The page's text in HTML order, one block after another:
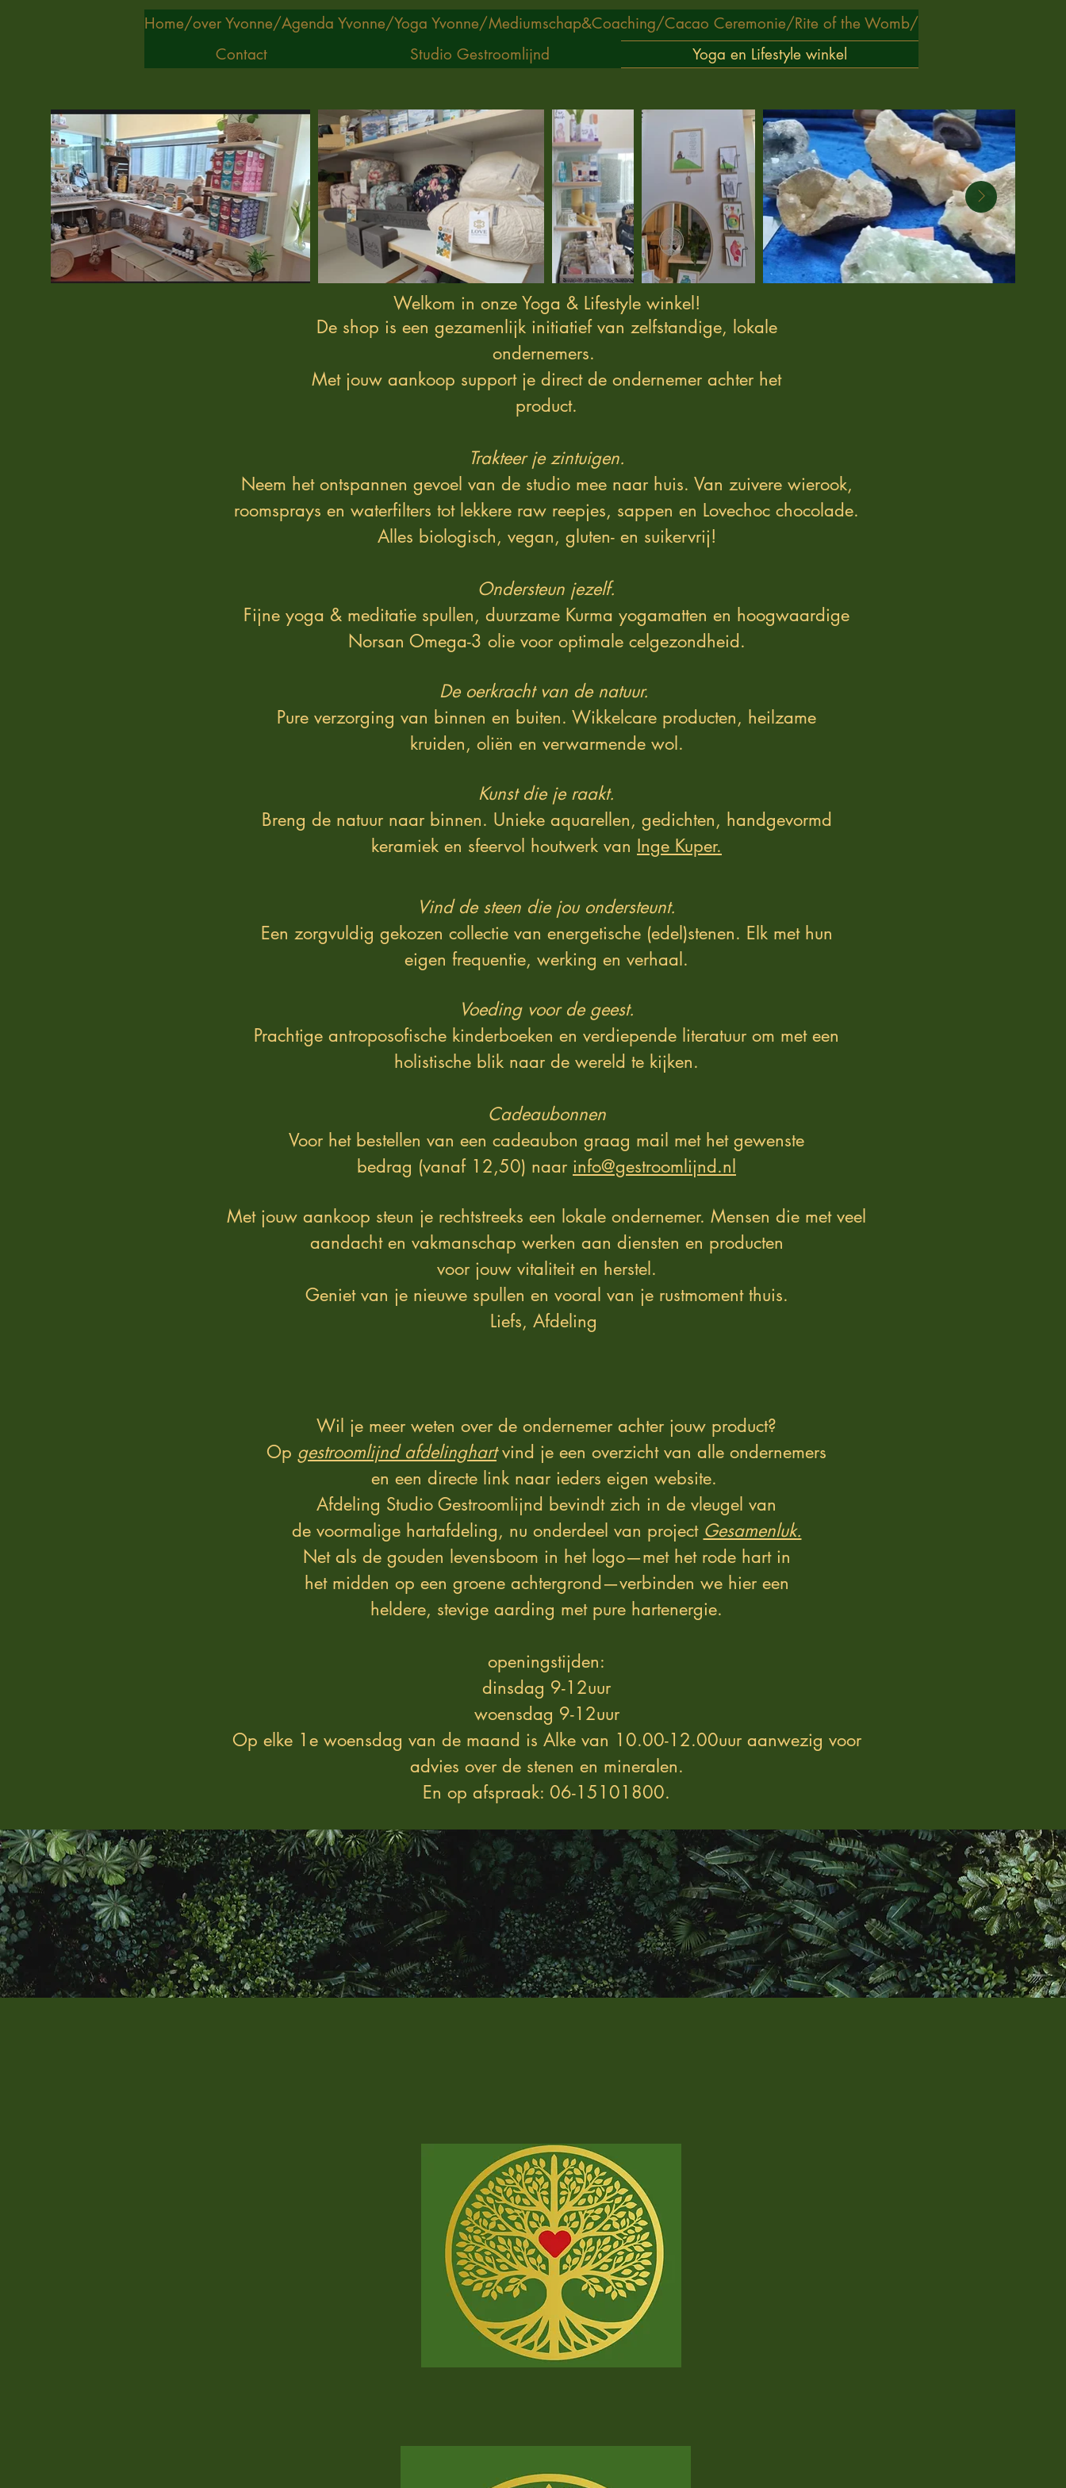
Home/over Yvonne/Agenda Yvonne/Yoga Yvonne/Mediumschap&Coaching/Cacao Ceremonie/Rite of the Womb/
Contact
Studio Gestroomlijnd Yoga en Lifestyle winkel
Welkom in onze Yoga & Lifestyle winkel!
De shop is een gezamenlijk initiatief van zelfstandige, lokale
ondernemers.
Met jouw aankoop support je direct de ondernemer achter het
product.
Trakteer je zintuigen.
Neem het ontspannen gevoel van de studio mee naar huis. Van zuivere wierook,
roomsprays en waterfilters tot lekkere raw reepjes, sappen en Lovechoc chocolade.
Alles biologisch, vegan, gluten- en suikervrij!
Ondersteun jezelf​.
Fijne yoga & meditatie spullen, duurzame Kurma yogamatten en hoogwaardige
Norsan Omega-3 olie voor optimale celgezondheid.
De oerkracht van de natuur.
Pure verzorging van binnen en buiten. Wikkelcare producten, heilzame
kruiden, oliën en verwarmende wol.
Kunst die je raakt.
Breng de natuur naar binnen. Unieke aquarellen, gedichten, handgevormd
keramiek en sfeervol houtwerk van Inge Kuper.
Vind de steen die jou ondersteunt.
Een zorgvuldig gekozen collectie van energetische (edel)stenen. Elk met hun
eigen frequentie, werking en verhaal.
Voeding voor de geest.
Prachtige antroposofische kinderboeken en verdiepende literatuur om met een
holistische blik naar de wereld te kijken.
Cadeaubonnen
Voor het bestellen van een cadeaubon graag mail met het gewenste
bedrag (vanaf 12,50) naar info@gestroomlijnd.nl
Met jouw aankoop steun je rechtstreeks een lokale ondernemer. Mensen die met veel
aandacht en vakmanschap werken aan diensten en producten
voor jouw vitaliteit en herstel.
Geniet van je nieuwe spullen en vooral van je rustmoment thuis.
Liefs, Afdeling
Wil je meer weten over de ondernemer achter jouw product?
Op gestroomlijnd afdelinghartvind je een overzicht van alle ondernemers
en een directe link naar ieders eigen website.
Afdeling Studio Gestroomlijnd bevindt zich in de vleugel van
de voormalige hartafdeling, nu onderdeel van project Gesamenluk.
Net als de gouden levensboom in het logo—met het rode hart in
het midden op een groene achtergrond—verbinden we hier een
heldere, stevige aarding met pure hartenergie.
openingstijden:
dinsdag 9-12uur
woensdag 9-12uur
Op elke 1e woensdag van de maand is Alke van 10.00-12.00uur aanwezig voor
advies over de stenen en mineralen.
En op afspraak: 06-15101800.